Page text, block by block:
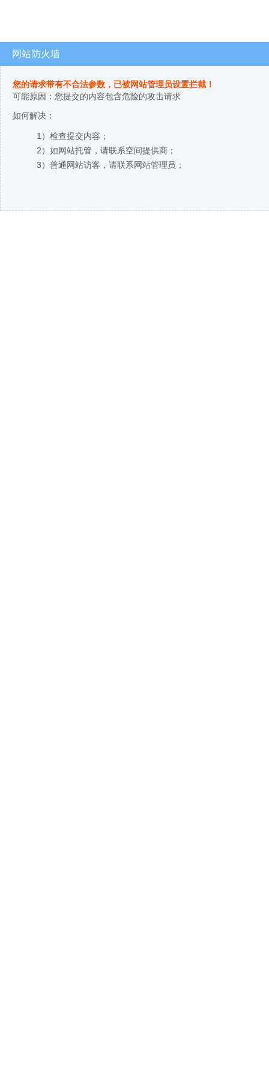
网站防火墙
您的请求带有不合法参数，已被网站管理员设置拦截！
可能原因：您提交的内容包含危险的攻击请求
如何解决：
1）检查提交内容；
2）如网站托管，请联系空间提供商；
3）普通网站访客，请联系网站管理员；